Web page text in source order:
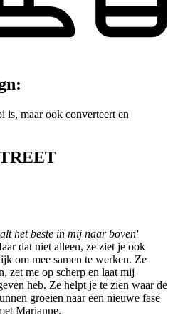
is, maar ook converteert en
het beste in mij naar boven'
dat niet alleen, ze ziet je ook
om mee samen te werken. Ze
zet me op scherp en laat mij
heb. Ze helpt je te zien waar de
groeien naar een nieuwe fase
Marianne.